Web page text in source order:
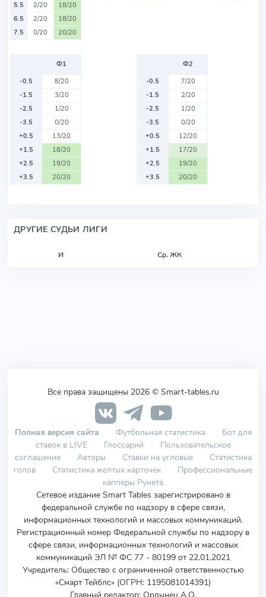
5.5
2/20
18/20
6.5
2/20
18/20
7.5
0/20 20/20
Ф1
-0.5
8/20
-1.5
3/20
-2.5
1/20
-3.5
0/20
+0.5
13/20
+1.5
18/20
+2.5
19/20
+3.5
20/20
Ф2
-0.5
7/20
-1.5
2/20
-2.5
1/20
-3.5
0/20
+0.5
12/20
+1.5
17/20
+2.5
19/20
+3.5
20/20
ДРУГИЕ СУДЬИ ЛИГИ
И Ср. ЖК
Все права защищены 2026 © Smart-tables.ru
Полная версия сайта Футбольная статистика
Бот для
ставок в LIVE
Глоссарий
Пользовательское
соглашение
Авторы Ставки на угловые
Статистика
голов
Статистика желтых карточек
Профессиональные
капперы Рунета
Сетевое издание Smart Tables зарегистрировано в
федеральной службе по надзору в сфере связи,
информационных технологий и массовых коммуникаций.
Регистрационный номер Федеральной службы по надзору в
сфере связи, информационных технологий и массовых
коммуникаций ЭЛ № ФС 77 - 80199 от 22.01.2021
Учредитель: Общество с ограниченной ответственностью
«Смарт Тейблс» (ОГРН: 1195081014391)
Главный редактор: Ордынец А.О.